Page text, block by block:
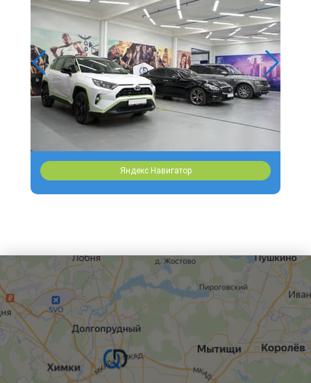
Яндекс Навигатор